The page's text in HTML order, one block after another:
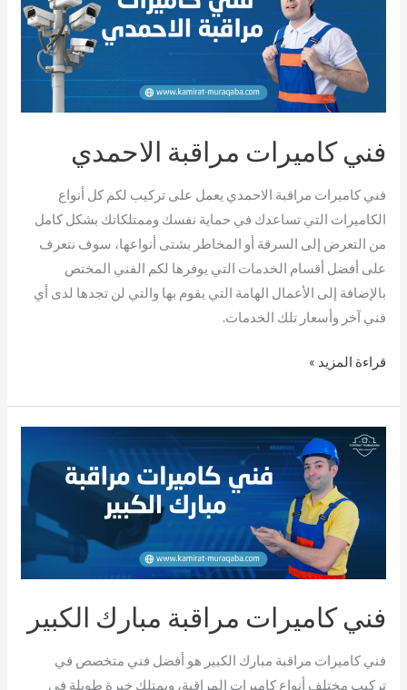
فني كاميرات مراقبة الاحمدي
فني كاميرات مراقبة الاحمدي يعمل على تركيب لكم كل أنواع
الكاميرات التي تساعدك في حماية نفسك وممتلكاتك بشكل كامل
من التعرض إلى السرقة أو المخاطر بشتى أنواعها، سوف نتعرف
على أفضل أقسام الخدمات التي يوفرها لكم الفني المختص
بالإضافة إلى الأعمال الهامة التي يقوم بها والتي لن تجدها لدى أي
فني آخر وأسعار تلك الخدمات.
الاحمدي
قراءة المزيد »
فني كاميرات مراقبة مبارك الكبير
فني كاميرات مراقبة مبارك الكبير هو أفضل فني متخصص في
تركيب مختلف أنواع كاميرات المراقبة، ويمتلك خبرة طويلة في
فني
كاميرات
مبارك
الكبير